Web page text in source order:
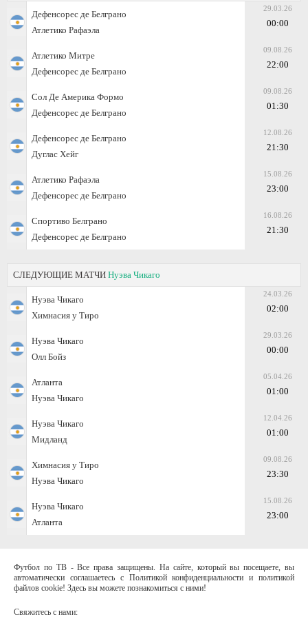
Дефенсорес де Белграно
Атлетико Рафаэла
29.03.26
00:00
Атлетико Митре
Дефенсорес де Белграно
09.08.26
22:00
Сол Де Америка Формо
Дефенсорес де Белграно
09.08.26
01:30
Дефенсорес де Белграно
Дуглас Хейг
12.08.26
21:30
Атлетико Рафаэла
Дефенсорес де Белграно
15.08.26
23:00
Спортиво Белграно
Дефенсорес де Белграно
16.08.26
21:30
СЛЕДУЮЩИЕ МАТЧИ Нуэва Чикаго
Нуэва Чикаго
Химнасия у Тиро
24.03.26
02:00
Нуэва Чикаго
Олл Бойз
29.03.26
00:00
Атланта
Нуэва Чикаго
05.04.26
01:00
Нуэва Чикаго
Мидланд
12.04.26
01:00
Химнасия у Тиро
Нуэва Чикаго
09.08.26
23:30
Нуэва Чикаго
Атланта
15.08.26
23:00
Футбол по ТВ - Все права защищены. На сайте, который вы посещаете, вы
автоматически соглашаетесь с Политикой конфиденциальности и политикой
файлов cookie! Здесь вы можете познакомиться с ними!
Свяжитесь с нами: